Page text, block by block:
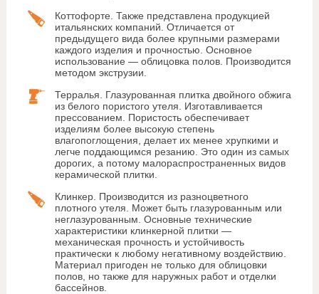
Коттофорте. Также представлена продукцией
итальянских компаний. Отличается от
предыдущего вида более крупными размерами
каждого изделия и прочностью. Основное
использование — облицовка полов. Производится
методом экструзии.
Терралья. Глазурованная плитка двойного обжига
из белого пористого утеля. Изготавливается
прессованием. Пористость обеспечивает
изделиям более высокую степень
влагопоглощения, делает их менее хрупкими и
легче поддающимся резанию. Это один из самых
дорогих, а потому малораспространенных видов
керамической плитки.
Клинкер. Производится из разноцветного
плотного утеля. Может быть глазурованным или
неглазурованным. Основные технические
характеристики клинкерной плитки —
механическая прочность и устойчивость
практически к любому негативному воздействию.
Материал пригоден не только для облицовки
полов, но также для наружных работ и отделки
бассейнов.